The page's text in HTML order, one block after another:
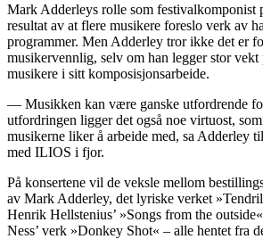
Mark Adderleys rolle som festivalkomponist
resultat av at flere musikere foreslo verk av
programmer. Men Adderley tror ikke det er
musikervennlig, selv om han legger stor vekt
musikere i sitt komposisjonsarbeide.
— Musikken kan være ganske utfordrende
utfordringen ligger det også noe virtuost,
musikerne liker å arbeide med, sa Adderley
med ILIOS i fjor.
På konsertene vil de veksle mellom
av Mark Adderley, det lyriske verket
Henrik Hellstenius’ »Songs from the
Ness’ verk »Donkey Shot« – alle hentet fra